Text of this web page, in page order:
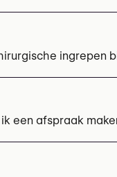
ingrepen
ik een afspraak